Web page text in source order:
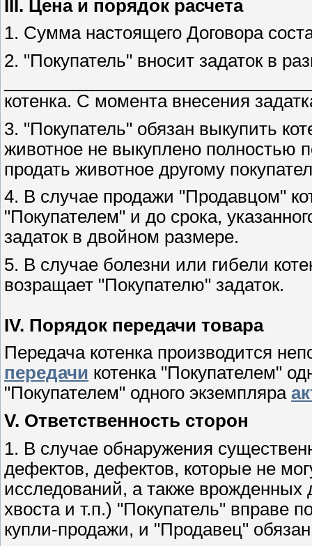
III. Цена и порядок расчета
1. Сумма настоящего Договора
2. "Покупатель" вносит задаток в
котенка. С момента внесения
3. "Покупатель" обязан выкупить
животное не выкуплено полностью
продать животное другому
4. В случае продажи "Продавцом"
"Покупателем" и до срока,
задаток в двойном размере.
5. В случае болезни или гибели
возращает "Покупателю" задаток.
IV. Порядок передачи товара
Передача котенка производится
передачи котенка "Покупателем"
"Покупателем" одного экземпляра
V. Ответственность сторон
1. В случае обнаружения
дефектов, дефектов, которые не
исследований, а также врожденных
хвоста и т.п.) "Покупатель" вправе
купли-продажи, и "Продавец"